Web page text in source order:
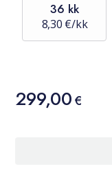
36 kk
8,30 €/kk
Hinta
299,00 €
299,00€